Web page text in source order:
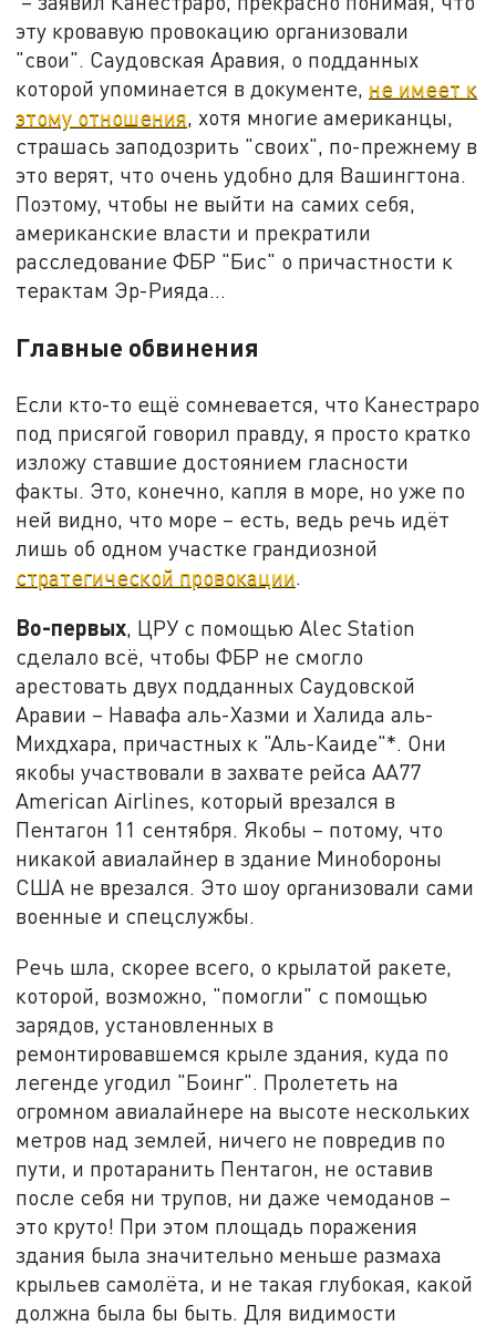
эту кровавую провокацию организовали
"свои". Саудовская Аравия, о подданных
которой упоминается в документе, не имеет к
этому отношения , хотя многие американцы,
страшась заподозрить "своих", по-прежнему в
это верят, что очень удобно для Вашингтона.
Поэтому, чтобы не выйти на самих себя,
американские власти и прекратили
расследование ФБР "Бис" о причастности к
терактам Эр-Рияда…
Главные обвинения
Если кто-то ещё сомневается, что Канестраро
под присягой говорил правду, я просто кратко
изложу ставшие достоянием гласности
факты. Это, конечно, капля в море, но уже по
ней видно, что море – есть, ведь речь идёт
лишь об одном участке грандиозной
стратегической провокации
Во-первых, ЦРУ с помощью Alec Station
сделало всё, чтобы ФБР не смогло
арестовать двух подданных Саудовской
Аравии – Навафа аль-Хазми и Халида аль-
Михдхара, причастных к "Аль-Каиде"*. Они
якобы участвовали в захвате рейса АА77
American Airlines, который врезался в
Пентагон 11 сентября. Якобы – потому, что
никакой авиалайнер в здание Минобороны
США не врезался. Это шоу организовали сами
военные и спецслужбы.
Речь шла, скорее всего, о крылатой ракете,
которой, возможно, "помогли" с помощью
зарядов, установленных в
ремонтировавшемся крыле здания, куда по
легенде угодил "Боинг". Пролететь на
огромном авиалайнере на высоте нескольких
метров над землей, ничего не повредив по
пути, и протаранить Пентагон, не оставив
после себя ни трупов, ни даже чемоданов –
это круто! При этом площадь поражения
здания была значительно меньше размаха
крыльев самолёта, и не такая глубокая, какой
должна была бы быть. Для видимости